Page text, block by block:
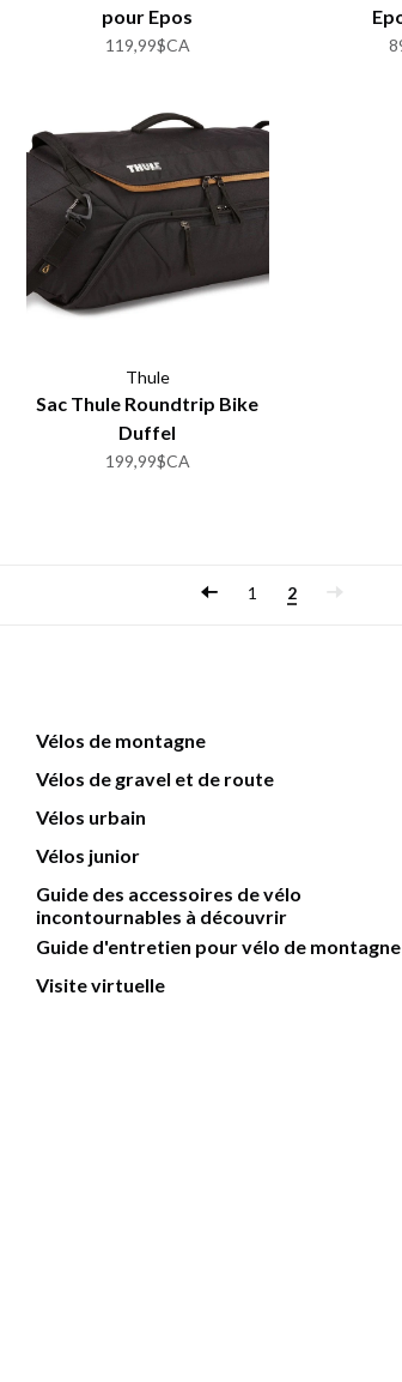
pour Epos
119,99$CA
Thule
Sac Thule Roundtrip Bike
Duffel
199,99$CA
1 2
Vélos de montagne
Vélos de gravel et de route
Vélos urbain
Vélos junior
Guide des accessoires de vélo
incontournables à découvrir
Guide d'entretien pour vélo de montagne
Visite virtuelle